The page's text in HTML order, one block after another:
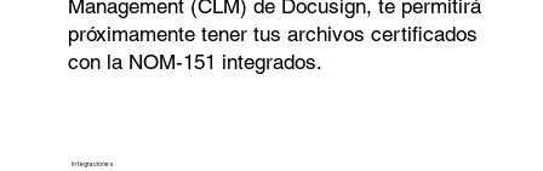
Management (CLM) de Docusign, te permitirá
próximamente tener tus archivos certificados
con la NOM-151 integrados.
Integraciones